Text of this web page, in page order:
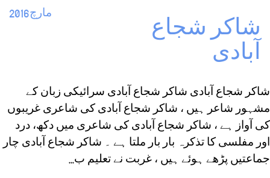
مارچ2016
شاکر شجاع
آبادی
شاکر شجاع آبادی شاکر شجاع آبادی سرائیکی زبان کے
مشہور شاعر ہیں ، شاکر شجاع آبادی کی شاعری غریبوں
کی آواز ہے ، شاکر شجاع آبادی کی شاعری میں دکھ، درد
اور مفلسی کا تذکرہ بار بار ملتا ہے ۔ شاکر شجاع آبادی چار
جماعتیں پڑھے ہوئے ہیں ، غربت نے تعلیم ب...